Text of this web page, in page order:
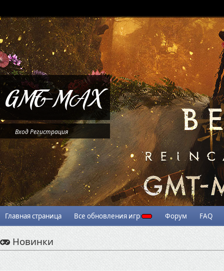
ВходРегистрация
Главная страница Все обновления игр Форум FAQ
Новинки